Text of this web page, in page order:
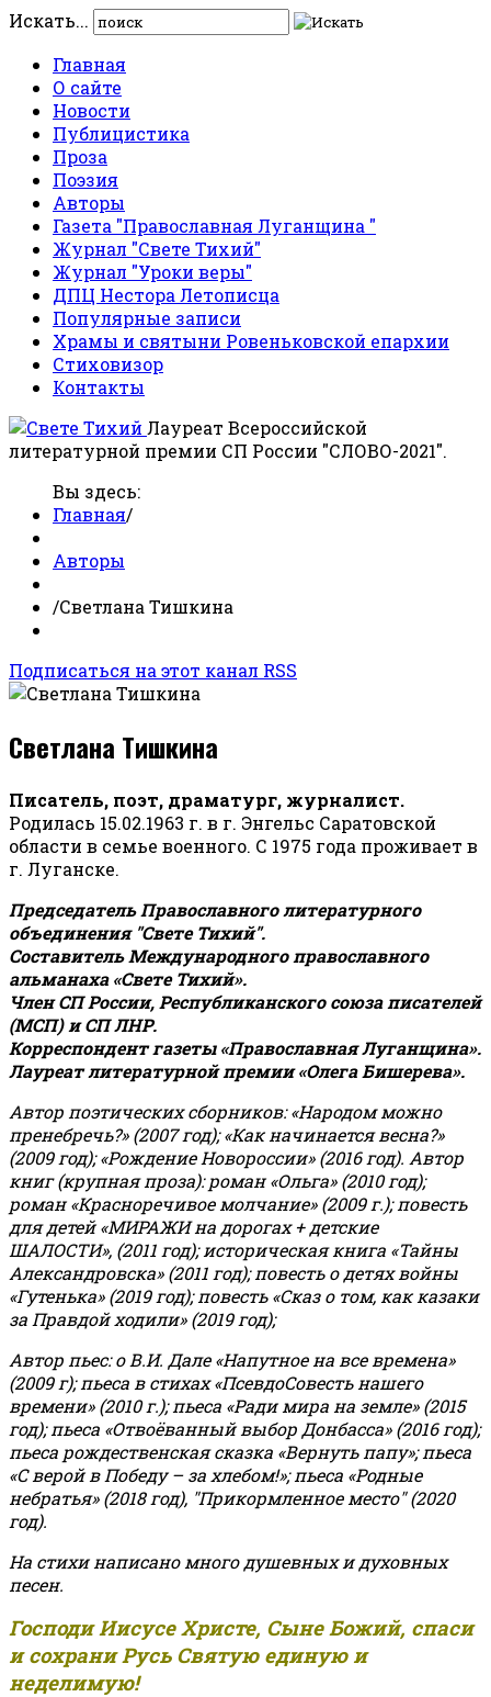
Искать...
Главная
О сайте
Новости
Публицистика
Проза
Поэзия
Авторы
Газета "Православная Луганщина "
Журнал "Свете Тихий"
Журнал "Уроки веры"
ДПЦ Нестора Летописца
Популярные записи
Храмы и святыни Ровеньковской епархии
Стиховизор
Контакты
Лауреат Всероссийской
литературной премии СП России "СЛОВО-2021".
Вы здесь:
Главная/
Авторы
/Светлана Тишкина
Подписаться на этот канал RSS
Светлана Тишкина
Писатель, поэт, драматург, журналист.
Родилась 15.02.1963 г. в г. Энгельс Саратовской
области в семье военного. С 1975 года проживает в
г. Луганске.
Председатель Православного литературного
объединения "Свете Тихий".
Составитель Международного православного
альманаха «Свете Тихий».
Член СП России, Республиканского союза писателей
(МСП) и СП ЛНР.
Корреспондент газеты «Православная Луганщина».
Лауреат литературной премии «Олега Бишерева».
Автор поэтических сборников: «Народом можно
пренебречь?» (2007 год); «Как начинается весна?»
(2009 год); «Рождение Новороссии» (2016 год). Автор
книг (крупная проза): роман «Ольга» (2010 год);
роман «Красноречивое молчание» (2009 г.); повесть
для детей «МИРАЖИ на дорогах + детские
ШАЛОСТИ», (2011 год); историческая книга «Тайны
Александровска» (2011 год); повесть о детях войны
«Гутенька» (2019 год); повесть «Сказ о том, как казаки
за Правдой ходили» (2019 год);
Автор пьес: о В.И. Дале «Напутное на все времена»
(2009 г); пьеса в стихах «ПсевдоСовесть нашего
времени» (2010 г.); пьеса «Ради мира на земле» (2015
год); пьеса «Отвоёванный выбор Донбасса» (2016 год);
пьеса рождественская сказка «Вернуть папу»; пьеса
«С верой в Победу – за хлебом!»;пьеса «Родные
небратья» (2018 год), "Прикормленное место" (2020
год).
На стихи написано много душевных и духовных
песен.
Господи Иисусе Христе, Сыне Божий, спаси
и сохрани Русь Святую единую и
неделимую!